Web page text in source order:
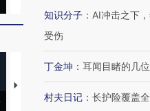
【推广】走进第四届链博
会，让数智科技“链”接产
【特
知识分子 ： AI冲击之下
受伤
丁金坤 ： 耳闻目睹的几
村夫日记 ： 长护险覆盖